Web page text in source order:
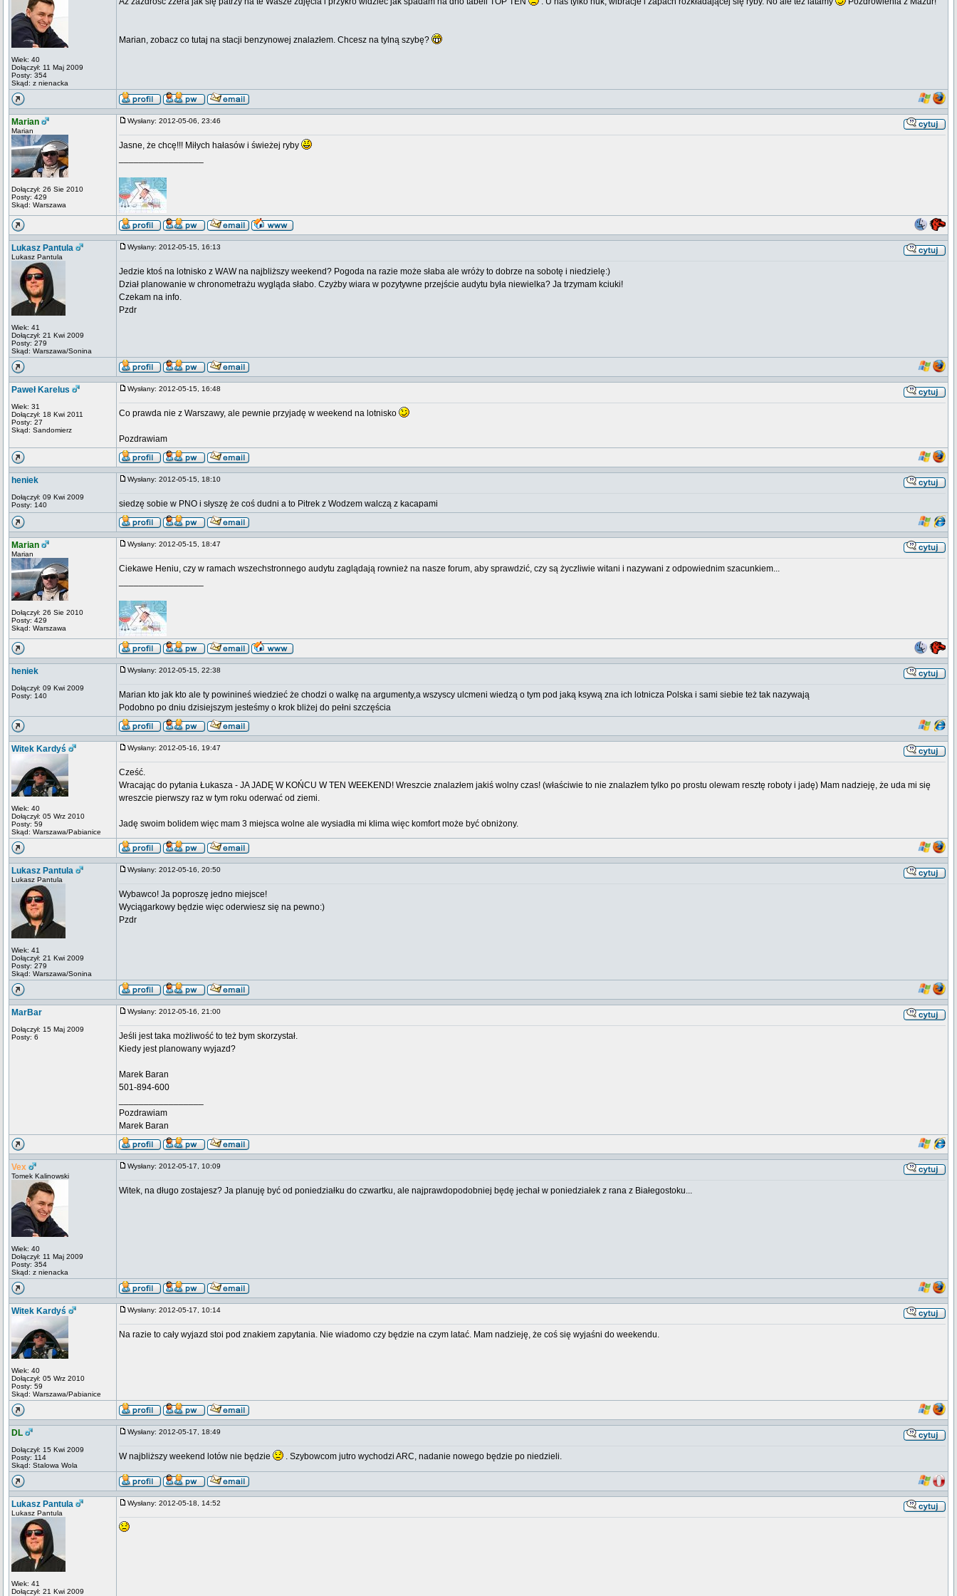
Wiek: 40
Dołączył: 11 Maj 2009
Posty: 354
Skąd: z nienacka
Marian, zobacz co tutaj na stacji benzynowej znalazłem. Chcesz na tylną szybę?
Marian
Marian
Dołączył: 26 Sie 2010
Posty: 429
Skąd: Warszawa
Wysłany: 2012-05-06, 23:46
Jasne, że chcę!!! Miłych hałasów i świeżej ryby
Lukasz Pantula
Lukasz Pantula
Wiek: 41
Dołączył: 21 Kwi 2009
Posty: 279
Skąd: Warszawa/Sonina
Wysłany: 2012-05-15, 16:13
Jedzie ktoś na lotnisko z WAW na najbliższy weekend? Pogoda na razie może słaba ale wróży to dobrze na sobotę i niedzielę:)
Dział planowanie w chronometrażu wygląda słabo. Czyżby wiara w pozytywne przejście audytu była niewielka? Ja trzymam kciuki!
Czekam na info.
Pzdr
Paweł Karelus
Wiek: 31
Dołączył: 18 Kwi 2011
Posty: 27
Skąd: Sandomierz
Wysłany: 2012-05-15, 16:48
Co prawda nie z Warszawy, ale pewnie przyjadę w weekend na lotnisko
Pozdrawiam
heniek
Dołączył: 09 Kwi 2009
Posty: 140
Wysłany: 2012-05-15, 18:10
siedzę sobie w PNO i słyszę że coś dudni a to Pitrek z Wodzem walczą z kacapami
Marian
Marian
Dołączył: 26 Sie 2010
Posty: 429
Skąd: Warszawa
Wysłany: 2012-05-15, 18:47
Ciekawe Heniu, czy w ramach wszechstronnego audytu zaglądają rownież na nasze forum, aby sprawdzić, czy są życzliwie witani i nazywani z odpowiednim szacunkiem...
heniek
Dołączył: 09 Kwi 2009
Posty: 140
Wysłany: 2012-05-15, 22:38
Marian kto jak kto ale ty powinineś wiedzieć że chodzi o walkę na argumenty,a wszyscy ulcmeni wiedzą o tym pod jaką ksywą zna ich lotnicza Polska i sami siebie też tak nazywają
Podobno po dniu dzisiejszym jesteśmy o krok bliżej do pełni szczęścia
Witek Kardyś
Wiek: 40
Dołączył: 05 Wrz 2010
Posty: 59
Skąd: Warszawa/Pabianice
Wysłany: 2012-05-16, 19:47
Cześć.
Wracając do pytania Łukasza - JA JADĘ W KOŃCU W TEN WEEKEND! Wreszcie znalazłem jakiś wolny czas! (właściwie to nie znalazłem tylko po prostu olewam resztę roboty i jadę) Mam nadzieję, że uda mi się
wreszcie pierwszy raz w tym roku oderwać od ziemi.
Jadę swoim bolidem więc mam 3 miejsca wolne ale wysiadła mi klima więc komfort może być obniżony.
Lukasz Pantula
Lukasz Pantula
Wiek: 41
Dołączył: 21 Kwi 2009
Posty: 279
Skąd: Warszawa/Sonina
Wysłany: 2012-05-16, 20:50
Wybawco! Ja poproszę jedno miejsce!
Wyciągarkowy będzie więc oderwiesz się na pewno:)
Pzdr
MarBar
Dołączył: 15 Maj 2009
Posty: 6
Wysłany: 2012-05-16, 21:00
Jeśli jest taka możliwość to też bym skorzystał.
Kiedy jest planowany wyjazd?
Marek Baran
501-894-600
Pozdrawiam
Marek Baran
Vex
Tomek Kalinowski
Wiek: 40
Dołączył: 11 Maj 2009
Posty: 354
Skąd: z nienacka
Wysłany: 2012-05-17, 10:09
Witek, na długo zostajesz? Ja planuję być od poniedziałku do czwartku, ale najprawdopodobniej będę jechał w poniedziałek z rana z Białegostoku...
Witek Kardyś
Wiek: 40
Dołączył: 05 Wrz 2010
Posty: 59
Skąd: Warszawa/Pabianice
Wysłany: 2012-05-17, 10:14
Na razie to cały wyjazd stoi pod znakiem zapytania. Nie wiadomo czy będzie na czym latać. Mam nadzieję, że coś się wyjaśni do weekendu.
DL
Dołączył: 15 Kwi 2009
Posty: 114
Skąd: Stalowa Wola
Wysłany: 2012-05-17, 18:49
W najbliższy weekend lotów nie będzie . Szybowcom jutro wychodzi ARC, nadanie nowego będzie po niedzieli.
Lukasz Pantula
Lukasz Pantula
Wiek: 41
Dołączył: 21 Kwi 2009
Wysłany: 2012-05-18, 14:52